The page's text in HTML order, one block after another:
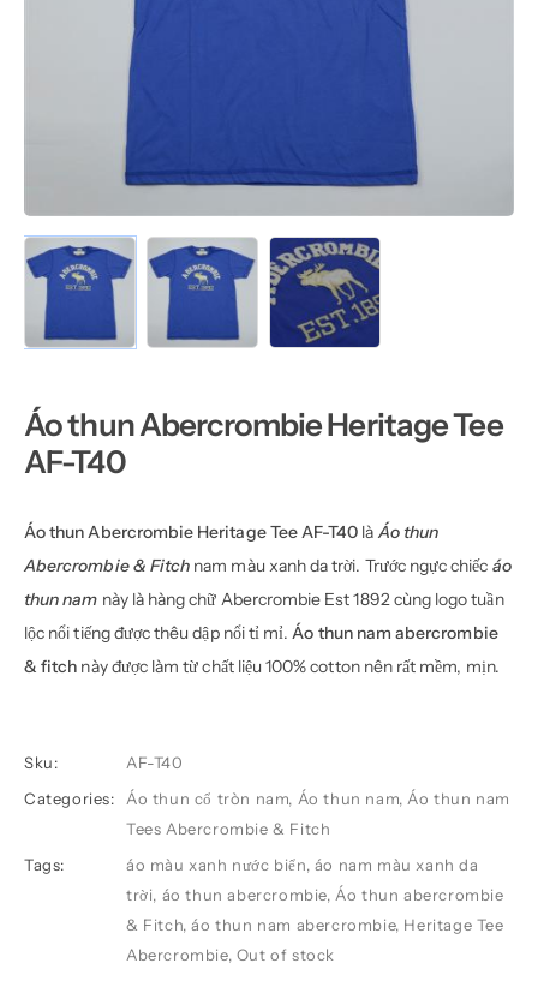
Áo thun Abercrombie Heritage Tee
AF-T40
Áo thun Abercrombie Heritage Tee AF-T40 là Áo thun
Abercrombie & Fitch nam màu xanh da trời. Trước ngực chiếc áo
thun nam này là hàng chữ Abercrombie Est 1892 cùng logo tuần
lộc nổi tiếng được thêu dập nổi tỉ mỉ.Áo thun nam abercrombie
& fitch này được làm từ chất liệu 100% cotton nên rất mềm, mịn.
Sku:
AF-T40
Categories:
Áo thun cổ tròn nam, Áo thun nam, Áo thun nam
Tees Abercrombie & Fitch
Tags:
áo màu xanh nước biển, áo nam màu xanh da
trời, áo thun abercrombie, Áo thun abercrombie
& Fitch,áo thun nam abercrombie, Heritage Tee
Abercrombie, Out of stock